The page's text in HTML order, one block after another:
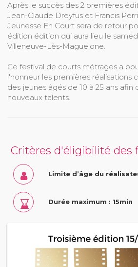
Après le succès des 2 premières
Jean-Claude Dreyfus et Francis
Jeunesse En Court sera de retour
édition édition qui aura lieu le
Villeneuve-Lès-Maguelone.
Ce festival de courts métrages a
l'honneur les premières réalisations
des jeunes âgés de 10 à 25 ans afin
nouveaux talents.
Critères d'éligibilité des
Limite d’âge du
Durée maximum : 15min